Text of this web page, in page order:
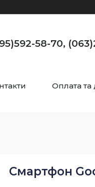
58-70,
Оплата та
Смартфон